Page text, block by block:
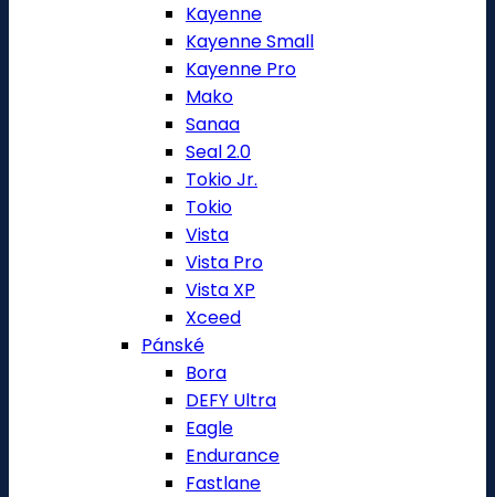
Kayenne
Kayenne Small
Kayenne Pro
Mako
Sanaa
Seal 2.0
Tokio Jr.
Tokio
Vista
Vista Pro
Vista XP
Xceed
Pánské
Bora
DEFY Ultra
Eagle
Endurance
Fastlane